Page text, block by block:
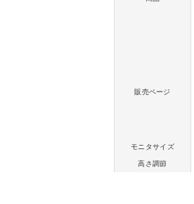
販売ページ
モニタサイズ
高さ調節